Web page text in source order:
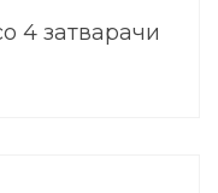
4 затварачи